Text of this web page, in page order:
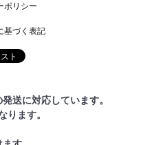
ポリシー
基づく表記
送に対応しています。
ります。